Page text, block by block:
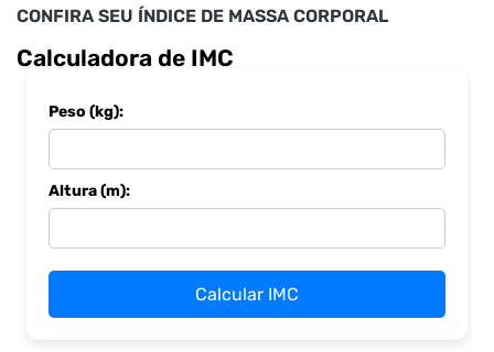
CONFIRA SEU ÍNDICE DE MASSA CORPORAL
Calculadora de IMC
Peso (kg):
Altura (m):
Calcular IMC